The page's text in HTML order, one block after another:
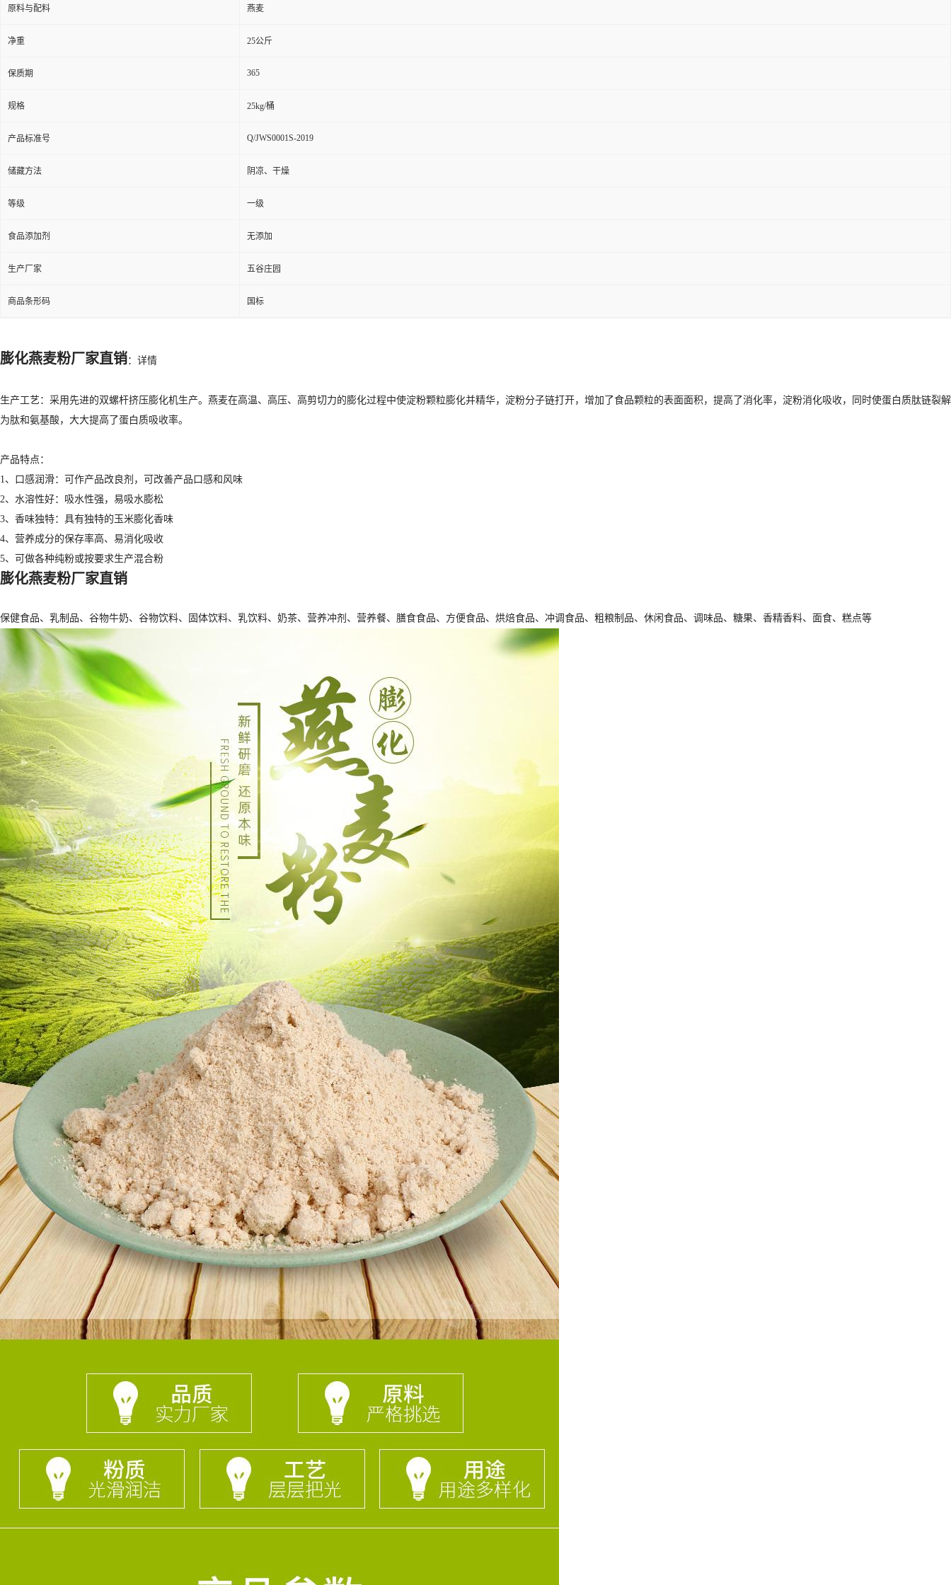
原料与配料 燕麦
净重 25公斤
保质期 365
规格 25kg/桶
产品标准号 Q/JWS0001S-2019
储藏方法 阴凉、干燥
等级 一级
食品添加剂 无添加
生产厂家 五谷庄园
商品条形码 国标
膨化燕麦粉厂家直销：详情
生产工艺：采用先进的双螺杆挤压膨化机生产。燕麦在高温、高压、高剪切力的膨化过程中使淀粉颗粒膨化并精华，淀粉分子链打开，增加了食品颗粒的表面面积，提高了消化率，淀粉消化吸收，同时使蛋白质肽链裂解
为肽和氨基酸，大大提高了蛋白质吸收率。
产品特点：
1、口感润滑：可作产品改良剂，可改善产品口感和风味
2、水溶性好：吸水性强，易吸水膨松
3、香味独特：具有独特的玉米膨化香味
4、营养成分的保存率高、易消化吸收
5、可做各种纯粉或按要求生产混合粉
膨化燕麦粉厂家直销
保健食品、乳制品、谷物牛奶、谷物饮料、固体饮料、乳饮料、奶茶、营养冲剂、营养餐、膳食食品、方便食品、烘焙食品、冲调食品、粗粮制品、休闲食品、调味品、糖果、香精香料、面食、糕点等